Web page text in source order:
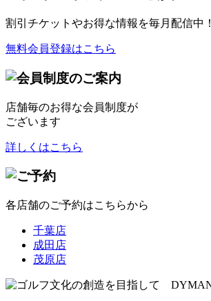
割引チケット やお得な情報を毎月配信中！
無料会員登録はこちら
店舗毎のお得な会員制度が
ございます
詳しくはこちら
各店舗のご予約はこちらから
千葉店
成田店
茂原店